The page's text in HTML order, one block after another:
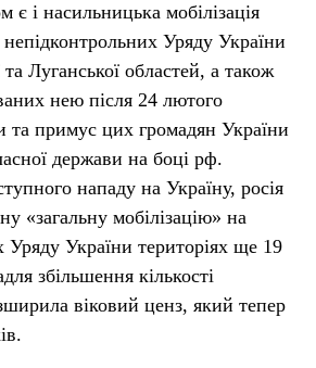
і насильницька мобілізація
Уряду України
Луганської областей, а також
нею після 24 лютого
та примус цих громадян України
держави на боці рф.
нападу на Україну, росія
«загальну мобілізацію» на
Уряду України територіях ще 19
збільшення кількості
віковий ценз, який тепер